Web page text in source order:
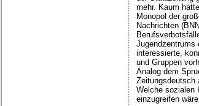
mehr. Kaum
Monopol der
Nachrichten
Jugendzentrums
interessierte,
und Gruppen
Analog dem
Zeitungsdeutsch
Welche sozialen
einzugreifen